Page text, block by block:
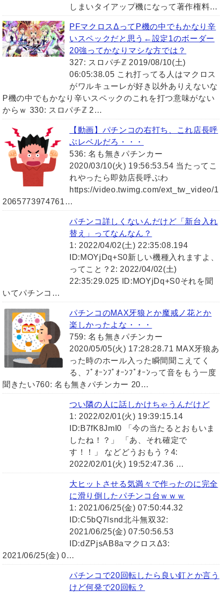
しまいタイアップ機になって著作権料…
PFマクロスΔってP機の中でもかなり辛
いスペックだと思う←設定1のボーダー
20強ってかなりマシな方では？
327: スロパチℤ 2019/08/10(土)
06:05:38.05 これ打ってる人はマクロス
がワルキューレが好き以外ありえないな
P機の中でもかなり辛いスペックのこれを打つ意味がない
からｗ 330: スロパチℤ 2…
【動画】パチンコの右打ち、これ店長呼
ぶレベルだろ・・・
536: 名も無きパチンカー
2020/03/10(火) 19:56:53.54 当たってこ
れやったら即効店長呼ぶわ
https://video.twimg.com/ext_tw_video/1
2065773974761…
パチンコ詳しくないんだけど「新台入れ
替え」ってなんなん？
1: 2022/04/02(土) 22:35:08.194
ID:MOYjDq+S0新しい機種入れますよ、
ってこと？2: 2022/04/02(土)
22:35:29.025 ID:MOYjDq+S0それを聞
いてパチンコ…
パチンコのMAX牙狼とか魔戒ノ花とか
楽しかったよな・・・
759: 名も無きパチンカー
2020/05/05(火) 17:28:28.71 MAX牙狼あ
った時のホール入った瞬間聞こえてく
る、ﾌﾟｵｰﾝﾌﾟｵｰﾝﾌﾟｵｰﾝって音をもう一度
聞きたい760: 名も無きパチンカー 20…
つい隣の人に話しかけちゃうんだけど
1: 2022/02/01(火) 19:39:15.14
ID:B7fK8JmI0 「今の当たるとおもいま
したね！？」 「あ、それ確定で
す！！」 などどうおもう？4:
2022/02/01(火) 19:52:47.36 …
大ヒットさせる気満々で作ったのに完全
に滑り倒したパチンコ台ｗｗｗ
1: 2021/06/25(金) 07:50:44.32
ID:C5bQ7lsnd北斗無双32:
2021/06/25(金) 07:50:56.53
ID:dZPjsAB8aマクロスΔ3:
2021/06/25(金) 0…
パチンコで20回転したら良い釘とか言う
けど何発で20回転？